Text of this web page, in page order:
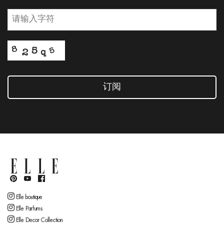
订阅
Elle boutique
Elle Parfums
Elle Decor Collection